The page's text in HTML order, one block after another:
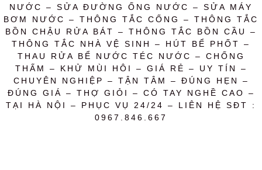
NƯỚC – SỬA ĐƯỜNG ỐNG NƯỚC – SỬA MÁY
BƠM NƯỚC – THÔNG TẮC CỐNG – THÔNG TẮC
BỒN CHẬU RỬA BÁT – THÔNG TẮC BỒN CẦU –
THÔNG TẮC NHÀ VỆ SINH – HÚT BỂ PHỐT –
THAU RỬA BỂ NƯỚC TÉC NƯỚC – CHỐNG
THẤM – KHỬ MÙI HÔI – GIÁ RẺ – UY TÍN –
CHUYÊN NGHIỆP – TẬN TÂM – ĐÚNG HẸN –
ĐÚNG GIÁ – THỢ GIỎI – CÓ TAY NGHỀ CAO –
TẠI HÀ NỘI – PHỤC VỤ 24/24 – LIÊN HỆ SĐT :
0967.846.667